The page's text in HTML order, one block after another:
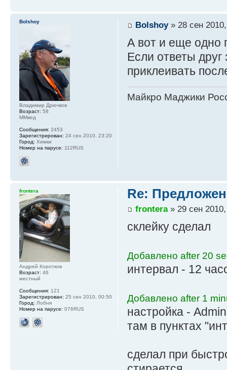
Bolshoy» 28 сен
А вот и еще одно
Если ответы друг
приклеивать
Майкро Маджики
Bolshoy
Владимир Дрючков
Возраст: 58
ММвед
Сообщения: 2453
Зарегистрирован: 24 сен 2010, 23:20
Город: Химки
Номер на парусе: 112RUS
Re:
frontera» 29 сен 2010,
склейку сделал
Добавлено after 20
интервал - 12
Добавлено after 1
настройка -
там в пунктах
сделал при
frontera
Андрей Коротков
Возраст: 46
местный
Сообщения: 121
Зарегистрирован: 25 сен 2010, 00:50
Город: Лобня
Номер на парусе: 076RUS